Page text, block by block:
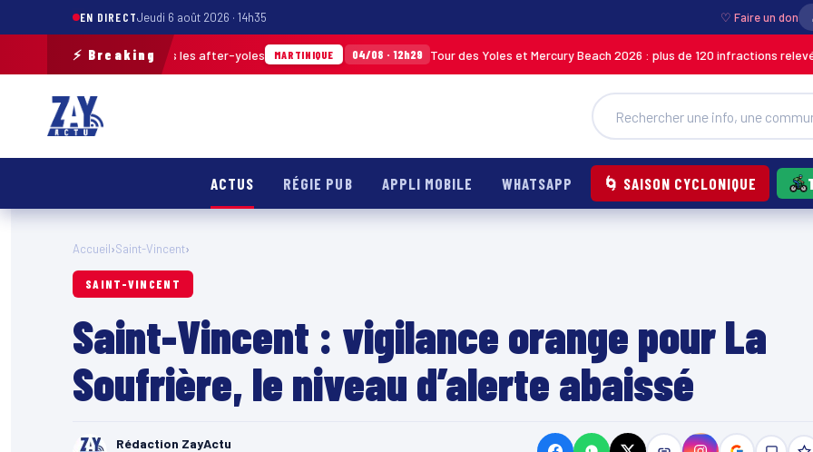
EN DIRECTJeudi 6 août 2026 · 14h35 ♡ Faire un don
⚡ Breaking
ramassés après les after-yoles MARTINIQUE 04/08 · 12h29 Tour des Yoles et Mercury Beach 2026 : plus de 120 infractions relevées lors
ACTUS RÉGIE PUB APPLI MOBILE WHATSAPP 🌀 SAISON CYCLONIQUE
Accueil›Saint-Vincent›
SAINT-VINCENT
Saint-Vincent : vigilance orange pour La
Soufrière, le niveau d’alerte abaissé
Rédaction ZayActu